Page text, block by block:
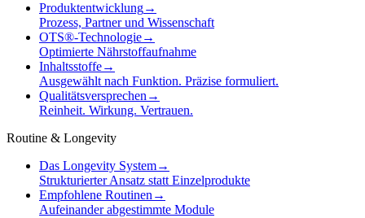
Produktentwicklung→
Prozess, Partner und Wissenschaft
OTS®-Technologie→
Optimierte Nährstoffaufnahme
Inhaltsstoffe→
Ausgewählt nach Funktion. Präzise formuliert.
Qualitätsversprechen→
Reinheit. Wirkung. Vertrauen.
Routine & Longevity
Das Longevity System→
Strukturierter Ansatz statt Einzelprodukte
Empfohlene Routinen→
Aufeinander abgestimmte Module